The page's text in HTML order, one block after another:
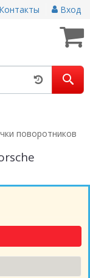
Контакты Вход
поворотников